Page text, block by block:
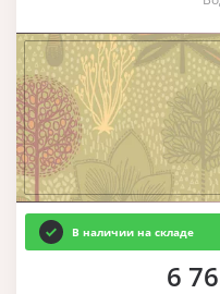
В наличии на складе
6